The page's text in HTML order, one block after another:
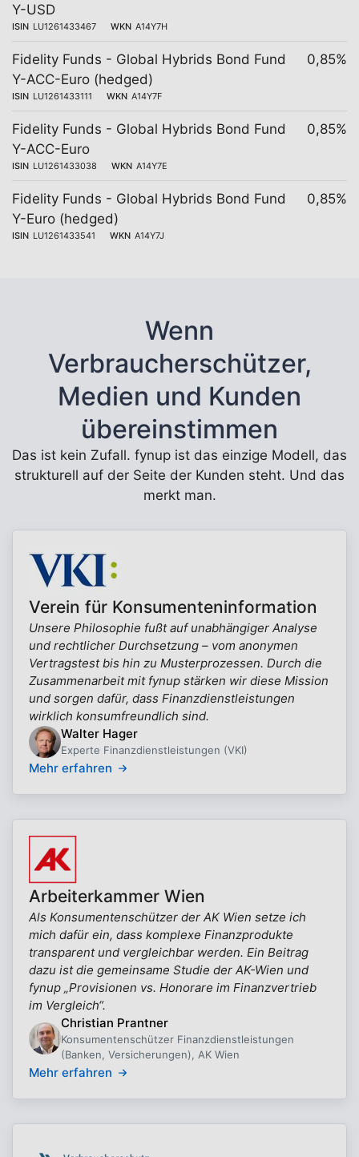
Y-USD
ISIN LU1261433467 WKN A14Y7H
Fidelity Funds - Global Hybrids Bond Fund
Y-ACC-Euro (hedged)
ISIN LU1261433111 WKN A14Y7F
0,85%
Fidelity Funds - Global Hybrids Bond Fund
Y-ACC-Euro
ISIN LU1261433038 WKN A14Y7E
0,85%
Fidelity Funds - Global Hybrids Bond Fund
Y-Euro (hedged)
ISIN LU1261433541 WKN A14Y7J
0,85%
Wenn
Verbraucherschützer,
Medien und Kunden
übereinstimmen
Das ist kein Zufall. fynup ist das einzige Modell, das
strukturell auf der Seite der Kunden steht. Und das
merkt man.
Verein für Konsumenteninformation
Unsere Philosophie fußt auf unabhängiger Analyse
und rechtlicher Durchsetzung – vom anonymen
Vertragstest bis hin zu Musterprozessen. Durch die
Zusammenarbeit mit fynup stärken wir diese Mission
und sorgen dafür, dass Finanzdienstleistungen
wirklich konsumfreundlich sind.
Walter Hager
Experte Finanzdienstleistungen (VKI)
Mehr erfahren
Arbeiterkammer Wien
Als Konsumentenschützer der AK Wien setze ich
mich dafür ein, dass komplexe Finanzprodukte
transparent und vergleichbar werden. Ein Beitrag
dazu ist die gemeinsame Studie der AK-Wien und
fynup „Provisionen vs. Honorare im Finanzvertrieb
im Vergleich“.
Christian Prantner
Konsumentenschützer Finanzdienstleistungen
(Banken, Versicherungen), AK Wien
Mehr erfahren